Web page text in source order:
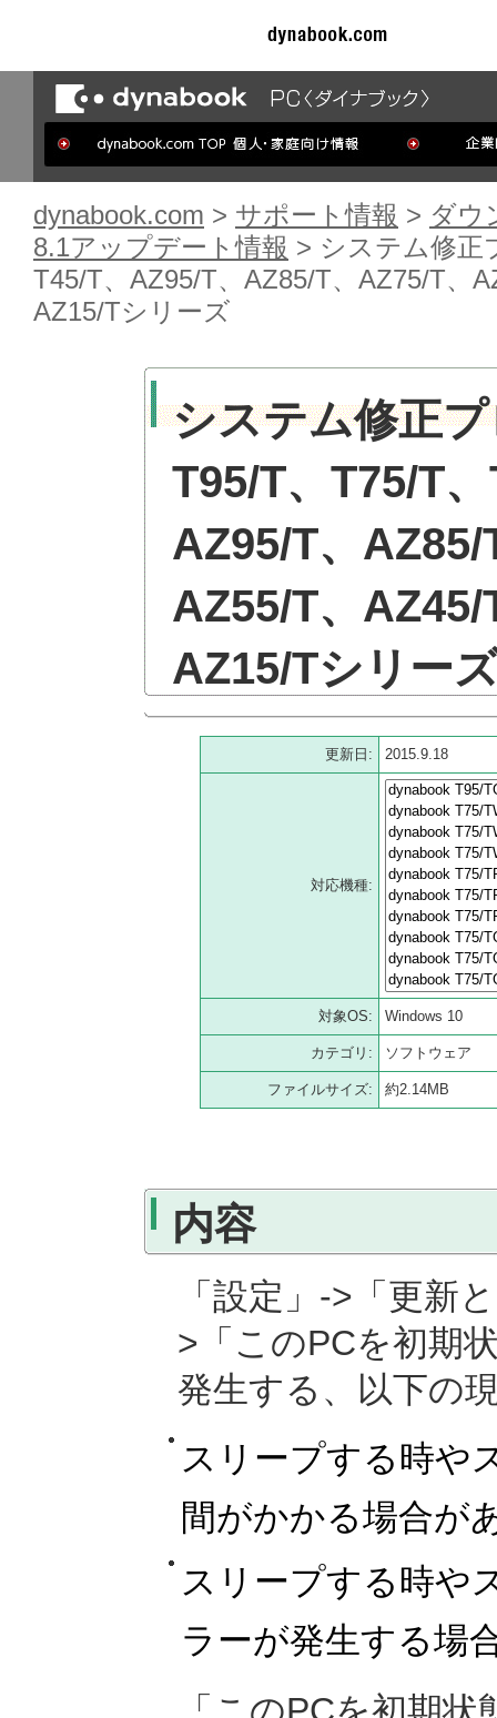
dynabook.com > サポート情報 > ダウ
8.1アップデート情報 > システム修正
T45/T、AZ95/T、AZ85/T、AZ75/T、
AZ15/Tシリーズ
システム修正
T95/T、T75/T
AZ95/T、
AZ55/T、
AZ15/Tシリー
更新日: 2015.9.18
対応機種:
対象OS: Windows 10
カテゴリ: ソフトウェア
ファイルサイズ: 約2.14MB
内容
「設定」->「更新
>「このPCを初期
発生する、以下の
スリープする時や
間がかかる場合が
スリープする時や
ラーが発生する場